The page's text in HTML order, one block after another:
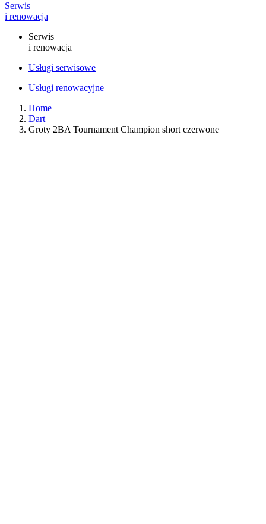
Serwis
i renowacja
Serwis
i renowacja
Usługi serwisowe
Usługi renowacyjne
Home
Dart
Groty 2BA Tournament Champion short czerwone